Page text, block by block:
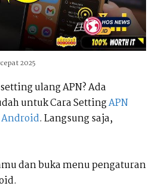
2025
ulang APN? Ada
untuk Cara SettingAPN
Android. Langsung saja,
dan buka menu pengaturan